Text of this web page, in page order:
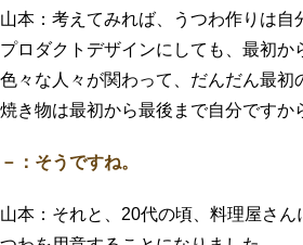
山本：考えてみれば、うつわ作りは
プロダクトデザインにしても、最初
色々な人々が関わって、だんだん最初
焼き物は最初から最後まで自分ですか
－：そうですね。
山本：それと、20代の頃、料理屋さ